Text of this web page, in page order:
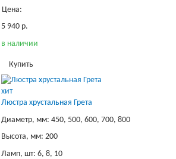
Цена:
5 940 р.
в наличии
Купить
хит
Люстра хрустальная Грета
Диаметр, мм: 450, 500, 600, 700, 800
Высота, мм: 200
Ламп, шт: 6, 8, 10